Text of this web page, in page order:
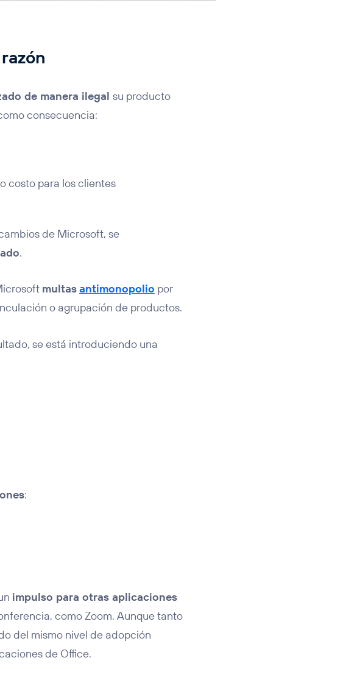
de manera ilegal su producto
consecuencia:
costo para los clientes
de Microsoft, se
.
multasantimonopolio por
o agrupación de productos.
se está introduciendo una
:
impulso para otras aplicaciones
como Zoom. Aunque tanto
del mismo nivel de adopción
de Office.